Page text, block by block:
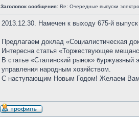
Заголовок сообщения: Re: Очередные выпуски
2013.12.30. Намечен к выходу 675-й
Предлагаем доклад «Социалистическая
Интересна статья «Торжествующее
В статье «Сталинский рынок» буржуазный
управления народным хозяйством.
С наступающим Новым Годом! Желаем Вам